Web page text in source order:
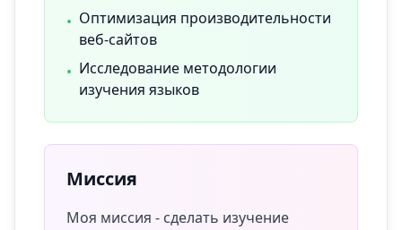
• Оптимизация производительности
веб-сайтов
• Исследование методологии
изучения языков
Миссия
Моя миссия - сделать изучение